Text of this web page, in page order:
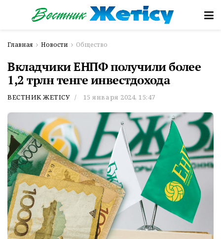
Главная Новости Общество
Вкладчики ЕНПФ получили более
1,2 трлн тенге инвестдохода
ВЕСТНИК ЖЕТІСУ 15 января 2024, 15:47